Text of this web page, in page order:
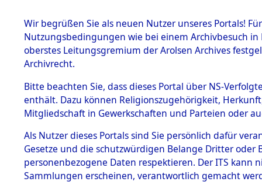
BESTÄNDE
1.
mente
5. Verschiedenes
5.3
Todesmärsche
auf dem
zur
Wir begrüßen Sie als neuen Nutzer unseres Portals!
Nutzungsbedingungen wie bei einem Archivbesuch
oberstes Leitungsgremium der Arolsen Archives
Archivrecht.
Bitte beachten Sie, dass dieses Portal über NS-
enthält. Dazu können Religionszugehörigkeit,
Mitgliedschaft in Gewerkschaften und Parteien oder
Als Nutzer dieses Portals sind Sie persönlich dafür
Gesetze und die schutzwürdigen Belange Dritter
personenbezogene Daten respektieren. Der ITS
Sammlungen erscheinen, verantwortlich gemacht